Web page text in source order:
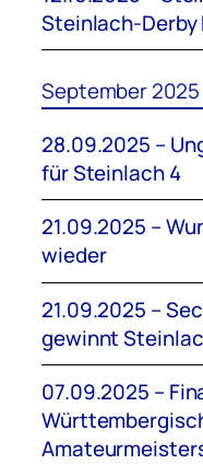
Steinlach-Derby
September 2025
28.09.2025 –
für Steinlach 4
21.09.2025 –
wieder
21.09.2025 –
gewinnt
07.09.2025 –